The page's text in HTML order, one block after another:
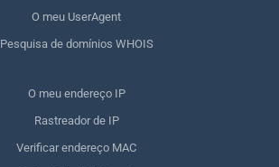
O meu UserAgent
Pesquisa de domínios WHOIS
O meu endereço IP
Rastreador de IP
Verificar endereço MAC